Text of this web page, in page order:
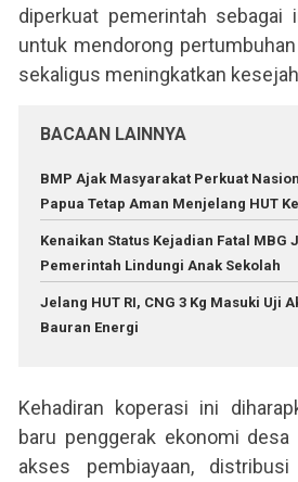
diperkuat pemerintah sebagai
untuk mendorong
sekaligus meningkatkan
BACAAN LAINNYA
BMP Ajak Masyarakat Perkuat
Papua Tetap Aman Menjelang HUT
Kenaikan Status Kejadian Fatal MBG
Pemerintah Lindungi Anak Sekolah
Jelang HUT RI, CNG 3 Kg Masuki Uji
Bauran Energi
Kehadiran koperasi ini
baru penggerak ekonomi desa
akses pembiayaan,